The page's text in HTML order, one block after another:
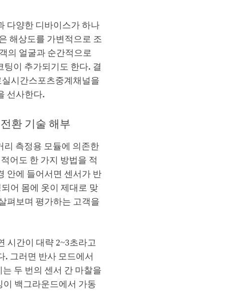
다양한 디바이스가 하나
해상도를 가변적으로 조
의 얼굴과 순간적으로
이 추가되기도 한다. 결
시간스포츠중계채널을
선사한다.
환 기술 해부
리 측정용 모듈에 의존한
어도 한 가지 방법을 적
안에 들어서면 센서가 반
어 몸에 옷이 제대로 맞
펴보며 평가하는 고객을
시간이 대략 2~3초라고
. 그러면 반사 모드에서
두 번의 센서 간 마찰을
백그라운드에서 가동